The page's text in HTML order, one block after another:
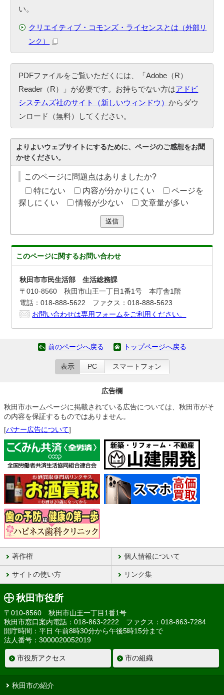
い。
クリエイティブ・コモンズ・ライセンスとは （外部リ
ンク）
PDFファイルをご覧いただくには、「Adobe（R）
Reader（R）」が必要です。お持ちでない方はアドビ
システムズ社のサイト（新しいウィンドウ）からダウ
ンロード（無料）してください。
よりよいウェブサイトにするために、ページのご感想をお聞
かせください。
このページに問題点はありましたか?
特にない
内容が分かりにくい
ページを
探しにくい
情報が少ない 文章量が多い
送信
このページに関するお問い合わせ
秋田市市民生活部 生活総務課
〒010-8560 秋田市山王一丁目1番1号 本庁舎1階
電話：018-888-5622 ファクス：018-888-5623
お問い合わせは専用フォームをご利用ください。
前のページへ戻る トップページへ戻る
表示 PC スマートフォン
広告欄
秋田市ホームページに掲載されている広告については、秋田市がそ
の内容を保証するものではありません。
[バナー広告について]
著作権 個人情報について
サイトの使い方 リンク集
秋田市役所
〒010-8560 秋田市山王一丁目1番1号
秋田市窓口案内電話：018-863-2222 ファクス：018-863-7284
開庁時間：平日 午前8時30分から午後5時15分まで
法人番号：3000020052019
市役所アクセス 市の組織
秋田市の紹介